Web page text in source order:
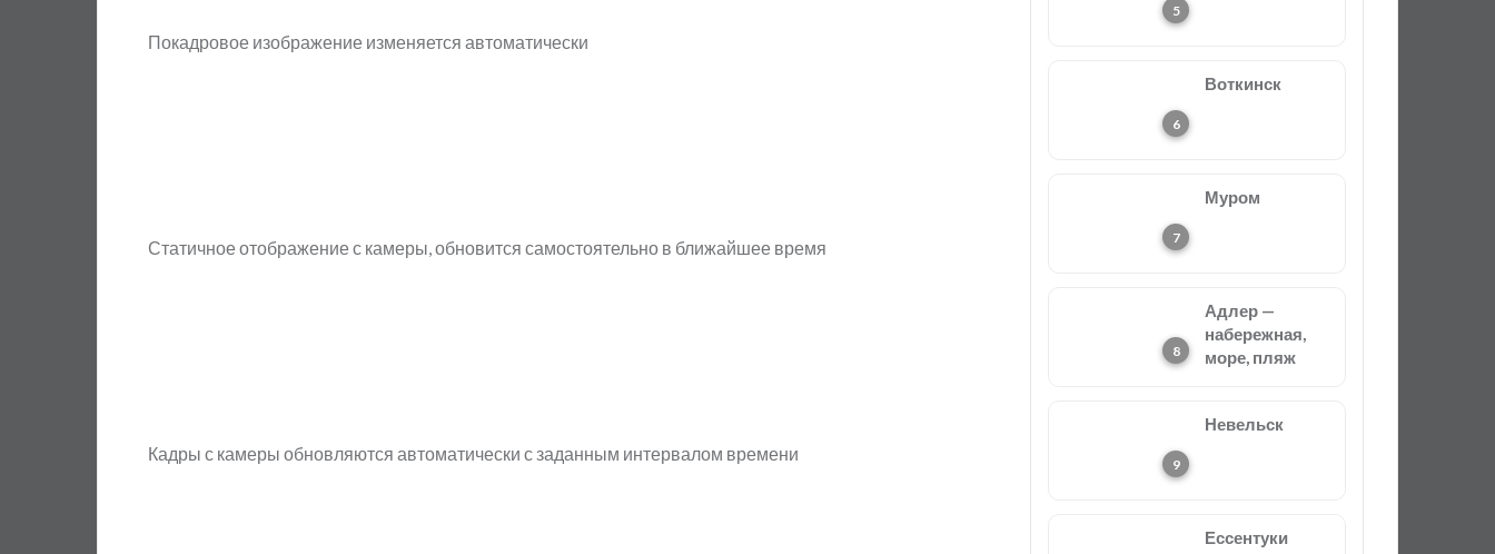
Покадровое изображение изменяется автоматически
Статичное отображение с камеры, обновится самостоятельно в ближайшее время
Кадры с камеры обновляются автоматически с заданным интервалом времени
Воткинск
Муром
Адлер —
набережная,
море, пляж
Невельск
Ессентуки